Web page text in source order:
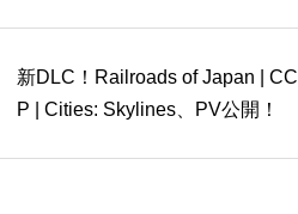
新DLC！Railroads of Japan | CC
P | Cities: Skylines、PV公開！